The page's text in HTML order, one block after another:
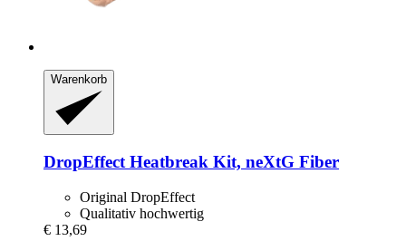
Warenkorb
DropEffect Heatbreak Kit, neXtG Fiber
Original DropEffect
Qualitativ hochwertig
€ 13,69